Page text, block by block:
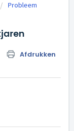
Probleem
Afdrukken